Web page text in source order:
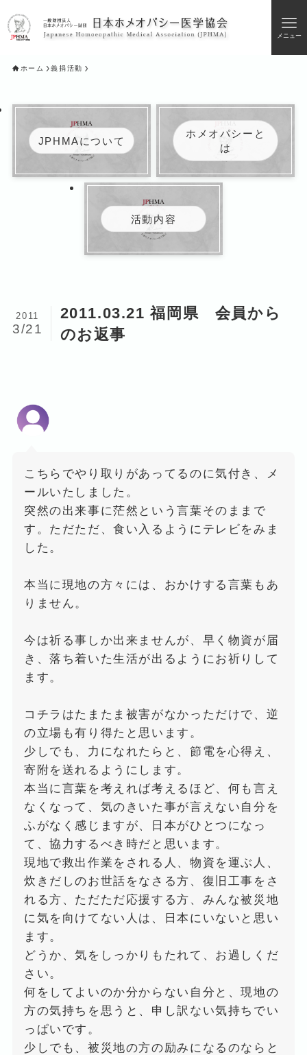
メニュー
ホーム 義捐活動
JPHMAについて
ホメオパシーと
は
活動内容
2011.03.21 福岡県 会員から
のお返事
2011
3/21
こちらでやり取りがあってるのに気付き、メ
ールいたしました。
突然の出来事に茫然という言葉そのままで
す。ただただ、食い入るようにテレビをみま
した。
本当に現地の方々には、おかけする言葉もあ
りません。
今は祈る事しか出来ませんが、早く物資が届
き、落ち着いた生活が出るようにお祈りして
ます。
コチラはたまたま被害がなかっただけで、逆
の立場も有り得たと思います。
少しでも、力になれたらと、節電を心得え、
寄附を送れるようにします。
本当に言葉を考えれば考えるほど、何も言え
なくなって、気のきいた事が言えない自分を
ふがなく感じますが、日本がひとつになっ
て、協力するべき時だと思います。
現地で救出作業をされる人、物資を運ぶ人、
炊きだしのお世話をなさる方、復旧工事をさ
れる方、ただただ応援する方、みんな被災地
に気を向けてない人は、日本にいないと思い
ます。
どうか、気をしっかりもたれて、お過しくだ
さい。
何をしてよいのか分からない自分と、現地の
方の気持ちを思うと、申し訳ない気持ちでい
っぱいです。
少しでも、被災地の方の励みになるのならと